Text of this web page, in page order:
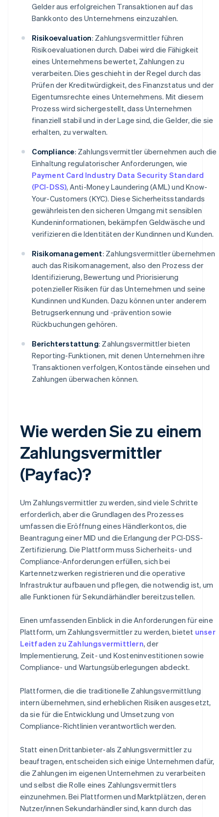
Gelder aus erfolgreichen Transaktionen auf das
Bankkonto des Unternehmens einzuzahlen.
Risikoevaluation: Zahlungsvermittler führen
Risikoevaluationen durch. Dabei wird die Fähigkeit
eines Unternehmens bewertet, Zahlungen zu
verarbeiten. Dies geschieht in der Regel durch das
Prüfen der Kreditwürdigkeit, des Finanzstatus und der
Eigentumsrechte eines Unternehmens. Mit diesem
Prozess wird sichergestellt, dass Unternehmen
finanziell stabil und in der Lage sind, die Gelder, die sie
erhalten, zu verwalten.
Compliance: Zahlungsvermittler übernehmen auch die
Einhaltung regulatorischer Anforderungen, wie
Payment Card Industry Data Security Standard
(PCI-DSS), Anti-Money Laundering (AML) und Know-
Your-Customers (KYC). Diese Sicherheitsstandards
gewährleisten den sicheren Umgang mit sensiblen
Kundeninformationen, bekämpfen Geldwäsche und
verifizieren die Identitäten der Kundinnen und Kunden.
Risikomanagement: Zahlungsvermittler übernehmen
auch das Risikomanagement, also den Prozess der
Identifizierung, Bewertung und Priorisierung
potenzieller Risiken für das Unternehmen und seine
Kundinnen und Kunden. Dazu können unter anderem
Betrugserkennung und -prävention sowie
Rückbuchungen gehören.
Berichterstattung: Zahlungsvermittler bieten
Reporting-Funktionen, mit denen Unternehmen ihre
Transaktionen verfolgen, Kontostände einsehen und
Zahlungen überwachen können.
Wie werden Sie zu einem
Zahlungsvermittler
(Payfac)?
Um Zahlungsvermittler zu werden, sind viele Schritte
erforderlich, aber die Grundlagen des Prozesses
umfassen die Eröffnung eines Händlerkontos, die
Beantragung einer MID und die Erlangung der PCI-DSS-
Zertifizierung. Die Plattform muss Sicherheits- und
Compliance-Anforderungen erfüllen, sich bei
Kartennetzwerken registrieren und die operative
Infrastruktur aufbauen und pflegen, die notwendig ist, um
alle Funktionen für Sekundärhändler bereitzustellen.
Einen umfassenden Einblick in die Anforderungen für eine
Plattform, um Zahlungsvermittler zu werden, bietet unser
Leitfaden zu Zahlungsvermittlern, der
Implementierung, Zeit- und Kosteninvestitionen sowie
Compliance- und Wartungsüberlegungen abdeckt.
Plattformen, die die traditionelle Zahlungsvermittlung
intern übernehmen, sind erheblichen Risiken ausgesetzt,
da sie für die Entwicklung und Umsetzung von
Compliance-Richtlinien verantwortlich werden.
Statt einen Drittanbieter-als Zahlungsvermittler zu
beauftragen, entscheiden sich einige Unternehmen dafür,
die Zahlungen im eigenen Unternehmen zu verarbeiten
und selbst die Rolle eines Zahlungsvermittlers
einzunehmen. Bei Plattformen und Marktplätzen, deren
Nutzer/innen Sekundarhändler sind, kann durch das